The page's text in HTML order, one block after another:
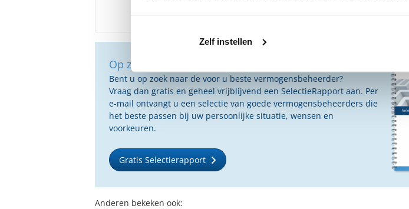
Zelf instellen
Op zoek naar de beste vermogensbeheerder?
Bent u op zoek naar de voor u beste vermogensbeheerder?
Vraag dan gratis en geheel vrijblijvend een SelectieRapport aan. Per
e-mail ontvangt u een selectie van goede vermogensbeheerders die
het beste passen bij uw persoonlijke situatie, wensen en
voorkeuren.
Gratis Selectierapport
Anderen bekeken ook: